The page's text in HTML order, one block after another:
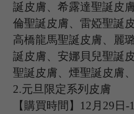
誕皮膚、希露達聖誕皮
倫聖誕皮膚、雷婭聖誕
高橋龍馬聖誕皮膚、麗
誕皮膚、安娜貝兒聖誕
聖誕皮膚、煙聖誕皮膚
2.元旦限定系列皮膚
【購買時間】 12月 29 日-